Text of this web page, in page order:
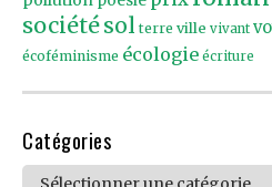
sociétésol terre ville vivant
écoféminisme écologie écriture
Catégories
Catégories